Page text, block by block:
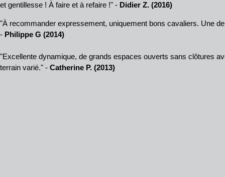
et gentillesse ! À faire et à refaire !" - Didier Z. (2016)
"À recommander expressement, uniquement bons cavaliers. Une
- Philippe G (2014)
"Excellente dynamique, de grands espaces ouverts sans clôtures
terrain varié." - Catherine P. (2013)